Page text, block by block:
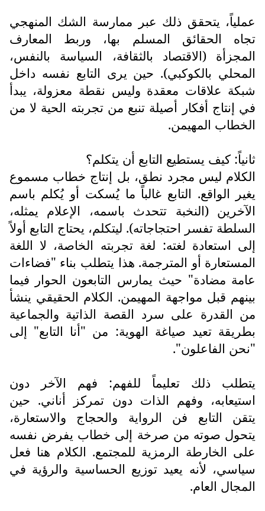
عملياً، يتحقق ذلك عبر ممارسة الشك المنهجي
تجاه الحقائق المسلم بها، وربط المعارف
المجزأة (الاقتصاد بالثقافة، السياسة بالنفس،
المحلي بالكوكبي). حين يرى التابع نفسه داخل
شبكة علاقات معقدة وليس نقطة معزولة، يبدأ
في إنتاج أفكار أصيلة تنبع من تجربته الحية لا من
الخطاب المهيمن.
ثانياً: كيف يستطيع التابع أن يتكلم؟
الكلام ليس مجرد نطق، بل إنتاج خطاب مسموع
يغير الواقع. التابع غالباً ما يُسكت أو يُكلم باسم
الآخرين (النخبة تتحدث باسمه، الإعلام يمثله،
السلطة تفسر احتجاجاته). ليتكلم، يحتاج التابع أولاً
إلى استعادة لغته: لغة تجربته الخاصة، لا اللغة
المستعارة أو المترجمة. هذا يتطلب بناء "فضاءات
عامة مضادة" حيث يمارس التابعون الحوار فيما
بينهم قبل مواجهة المهيمن. الكلام الحقيقي ينشأ
من القدرة على سرد القصة الذاتية والجماعية
بطريقة تعيد صياغة الهوية: من "أنا التابع" إلى
"نحن الفاعلون".
يتطلب ذلك تعليماً للفهم: فهم الآخر دون
استيعابه، وفهم الذات دون تمركز أناني. حين
يتقن التابع فن الرواية والحجاج والاستعارة،
يتحول صوته من صرخة إلى خطاب يفرض نفسه
على الخارطة الرمزية للمجتمع. الكلام هنا فعل
سياسي، لأنه يعيد توزيع الحساسية والرؤية في
المجال العام.